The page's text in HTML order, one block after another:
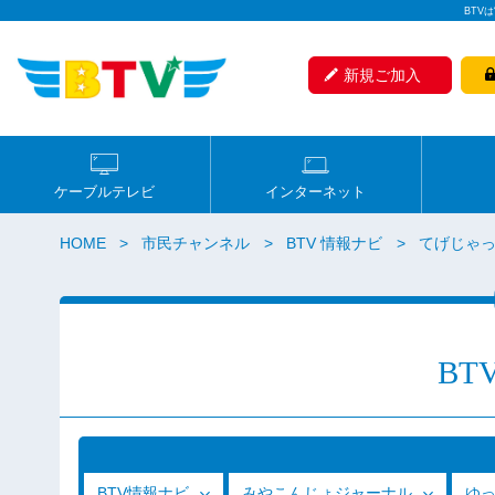
BTV
新規ご加入
ケーブルテレビ インターネット
HOME 市民チャンネル BTV 情報ナビ てげじゃ